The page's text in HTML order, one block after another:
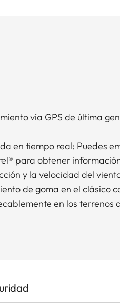
vía GPS de última
en tiempo real: Puedes
para obtener
y la velocidad del
de goma en el clásico
en los terrenos